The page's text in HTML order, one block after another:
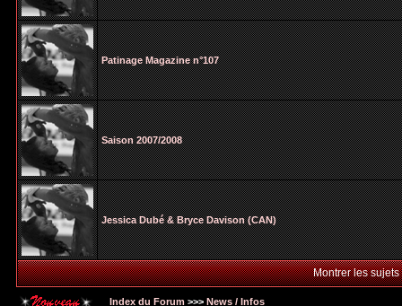
Patinage Magazine n°107
Saison 2007/2008
Jessica Dubé & Bryce Davison (CAN)
Montrer les
Index du Forum >>> News / Infos